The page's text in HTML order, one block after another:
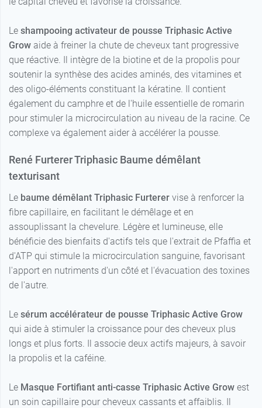
Le shampooing activateur de pousse Triphasic Active
Grow aide à freiner la chute de cheveux tant progressive
que réactive. Il intègre de la biotine et de la propolis pour
soutenir la synthèse des acides aminés, des vitamines et
des oligo-éléments constituant la kératine. Il contient
également du camphre et de l'huile essentielle de romarin
pour stimuler la microcirculation au niveau de la racine. Ce
complexe va également aider à accélérer la pousse.
René Furterer Triphasic Baume démêlant
texturisant
Le baume démêlant Triphasic Furterer vise à renforcer la
fibre capillaire, en facilitant le démêlage et en
assouplissant la chevelure. Légère et lumineuse, elle
bénéficie des bienfaits d'actifs tels que l'extrait de Pfaffia et
d'ATP qui stimule la microcirculation sanguine, favorisant
l'apport en nutriments d'un côté et l'évacuation des toxines
de l'autre.
Le sérum accélérateur de pousse Triphasic Active Grow
qui aide à stimuler la croissance pour des cheveux plus
longs et plus forts. Il associe deux actifs majeurs, à savoir
la propolis et la caféine.
Le Masque Fortifiant anti-casse Triphasic Active Grow est
un soin capillaire pour cheveux cassants et affaiblis. Il